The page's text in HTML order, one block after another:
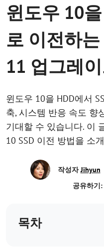
윈도우 10을
로 이전하
11 업그레
윈도우 10을 HDD에서
축, 시스템 반응 속도 향
기대할 수 있습니다. 이
10 SSD 이전 방법을 소
작성자Jihyun
공유하기:
목차